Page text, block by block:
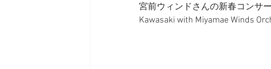
宮前ウィンドさんの新春コンサ
Kawasaki with Miyamae Winds